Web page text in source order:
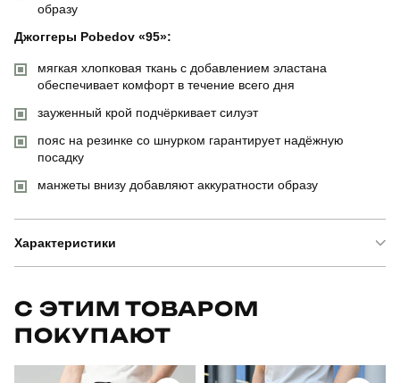
образу
Джоггеры Pobedov «95»:
мягкая хлопковая ткань с добавлением эластана
обеспечивает комфорт в течение всего дня
зауженный крой подчёркивает силуэт
пояс на резинке со шнурком гарантирует надёжную
посадку
манжеты внизу добавляют аккуратности образу
Характеристики
Артикул
Призначення для повсякденного носіння
С ЭТИМ ТОВАРОМ
ПОКУПАЮТ